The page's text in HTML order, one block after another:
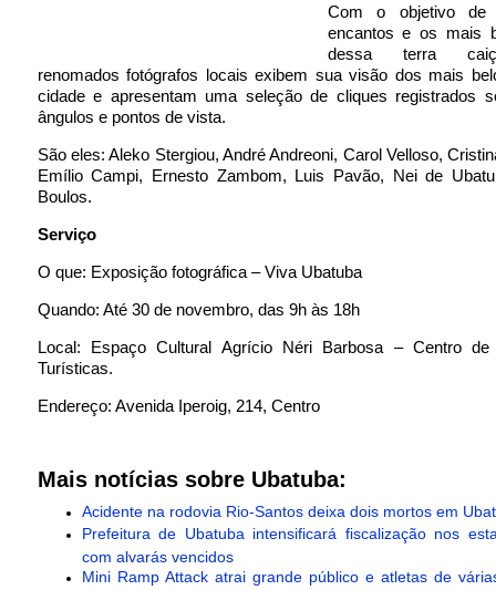
Com o objetivo de
encantos e os mais
dessa terra
renomados fotógrafos locais exibem sua visão dos mais
cidade e apresentam uma seleção de cliques registrados
ângulos e pontos de vista.
São eles: Aleko Stergiou, André Andreoni, Carol Velloso,
Emílio Campi, Ernesto Zambom, Luis Pavão, Nei de
Boulos.
Serviço
O que: Exposição fotográfica – Viva Ubatuba
Quando: Até 30 de novembro, das 9h às 18h
Local: Espaço Cultural Agrício Néri Barbosa – Centro de
Turísticas.
Endereço: Avenida Iperoig, 214, Centro
Mais notícias sobre Ubatuba:
Acidente na rodovia Rio-Santos deixa dois mortos em
Prefeitura de Ubatuba intensificará fiscalização nos
com alvarás vencidos
Mini Ramp Attack atrai grande público e atletas de